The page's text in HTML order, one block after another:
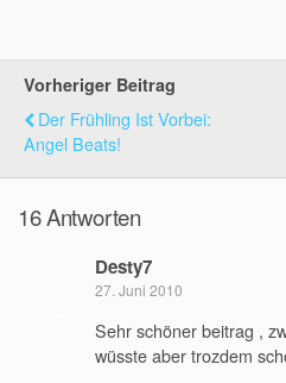
Vorheriger Beitrag
Der Frühling Ist Vorbei:
Angel Beats!
16 Antworten
Desty7
27. Juni 2010
Sehr schöner beitrag ,
wüsste aber trozdem